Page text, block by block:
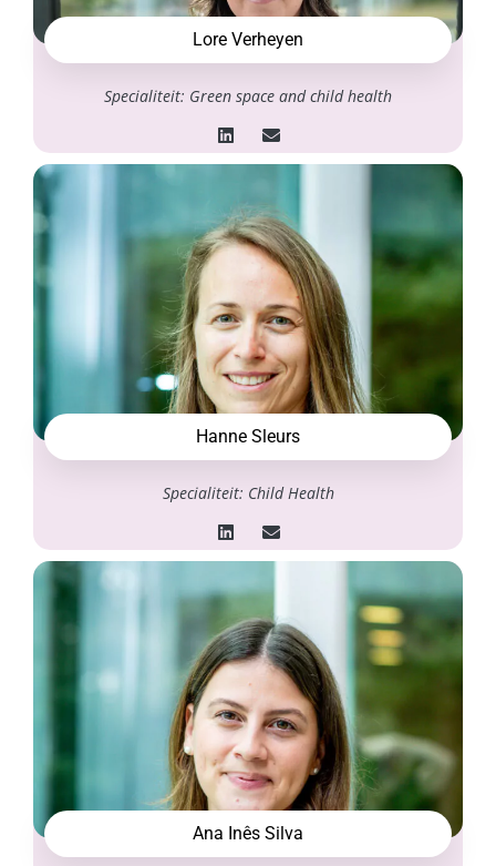
Lore Verheyen
Specialiteit: Green space and child health
Hanne Sleurs
Specialiteit: Child Health
Ana Inês Silva